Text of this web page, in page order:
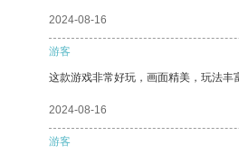
2024-08-16
游客
这款游戏非常好玩，画面精美，玩法丰
2024-08-16
游客